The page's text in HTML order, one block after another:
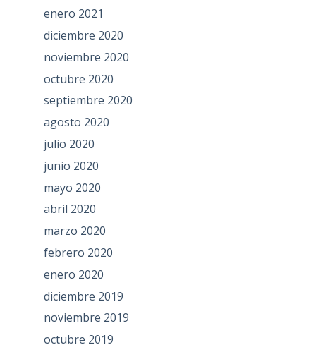
enero 2021
diciembre 2020
noviembre 2020
octubre 2020
septiembre 2020
agosto 2020
julio 2020
junio 2020
mayo 2020
abril 2020
marzo 2020
febrero 2020
enero 2020
diciembre 2019
noviembre 2019
octubre 2019